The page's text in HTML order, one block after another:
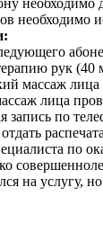
необходимо
рук (40
массаж
лица
запись по
по
на услугу,